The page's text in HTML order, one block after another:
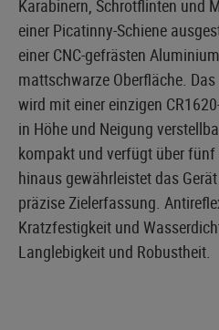
Karabinern, Schrotflinten und
einer Picatinny-Schiene
einer CNC-gefrästen
mattschwarze Oberfläche.
wird mit einer einzigen
in Höhe und Neigung
kompakt und verfügt über
hinaus gewährleistet das
präzise Zielerfassung.
Kratzfestigkeit und
Langlebigkeit und Robustheit.